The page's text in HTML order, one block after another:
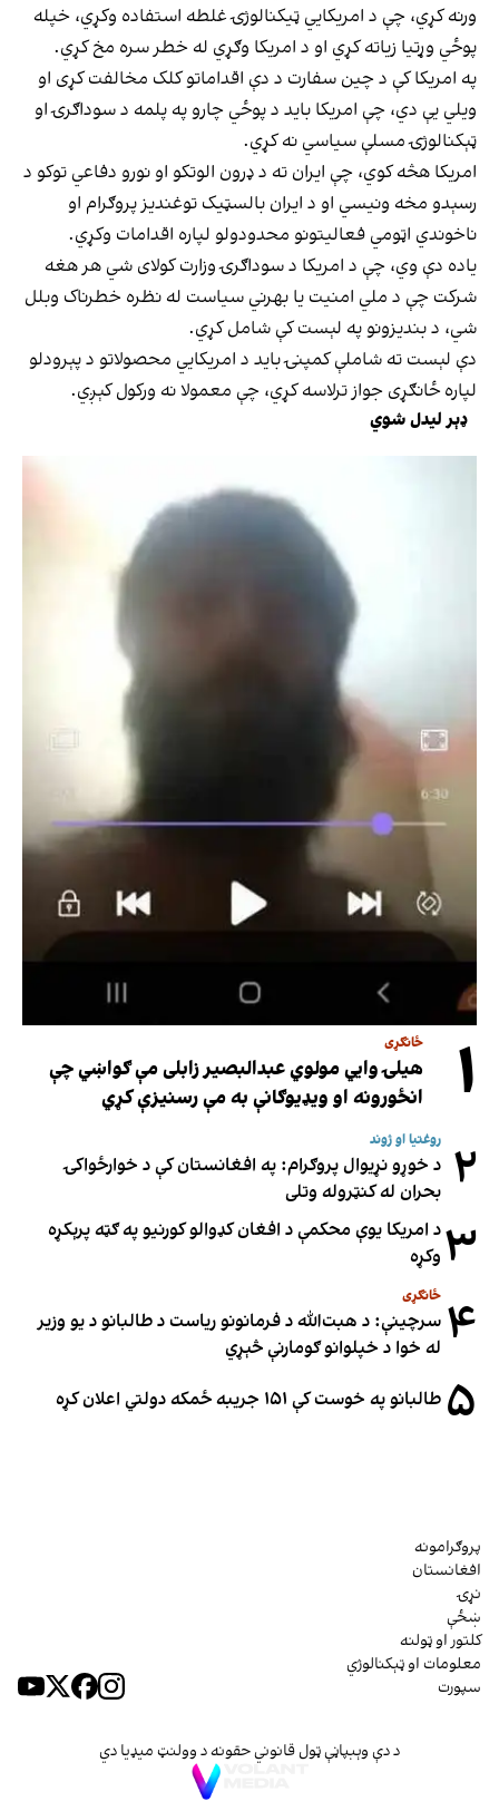
ورنه کړي، چې د امریکايي ټیکنالوژۍ غلطه استفاده وکړي، خپله
پوځي وړتیا زیاته کړي او د امریکا وګړي له خطر سره مخ کړي.
په امریکا کې د چین سفارت د دې اقداماتو کلک مخالفت کړی او
ویلي یې دي، چې امریکا باید د پوځي چارو په پلمه د سوداګرۍ او
ټېکنالوژۍ مسلې سیاسي نه کړي.
امریکا هڅه کوي، چې ایران ته د ډرون الوتکو او نورو دفاعي توکو د
رسېدو مخه ونیسي او د ایران بالسټیک توغندیز پروګرام او
ناخوندي اټومي فعالیتونو محدودولو لپاره اقدامات وکړي.
یاده دې وي، چې د امریکا د سوداګرۍ وزارت کولای شي هر هغه
شرکت چې د ملي امنیت یا بهرني سیاست له نظره خطرناک وبلل
شي، د بندیزونو په لېست کې شامل کړي.
دې لېست ته شاملې کمپنۍ باید د امریکايي محصولاتو د پېرودلو
لپاره ځانګړی جواز ترلاسه کړي، چې معمولا نه ورکول کېږي.
ډېر لیدل شوي
۱ ځانګړی
هیلۍ وایي مولوي عبدالبصیر زابلی مې ګواښي چې
انځورونه او ویډیوګانې به مې رسنیزې کړي
۲ روغتیا او ژوند
د خوړو نړیوال پروګرام: په افغانستان کې د خوارځواکۍ
بحران له کنټروله وتلی
۳د امریکا یوې محکمې د افغان کډوالو کورنیو په ګټه پرېکړه
وکړه
۴ ځانګړی
سرچینې: د هبت‌الله د فرمانونو ریاست د طالبانو د یو وزیر
له خوا د خپلوانو ګومارنې څېړي
۵ طالبانو په خوست کې ۱۵۱ جریبه ځمکه دولتي اعلان کړه
پروګرامونه
افغانستان
نړۍ
ښځې
کلتور او ټولنه
معلومات او ټېکنالوژي
سپورت
د دې وېبپاڼې ټول قانوني حقونه د وولنټ میډیا دي